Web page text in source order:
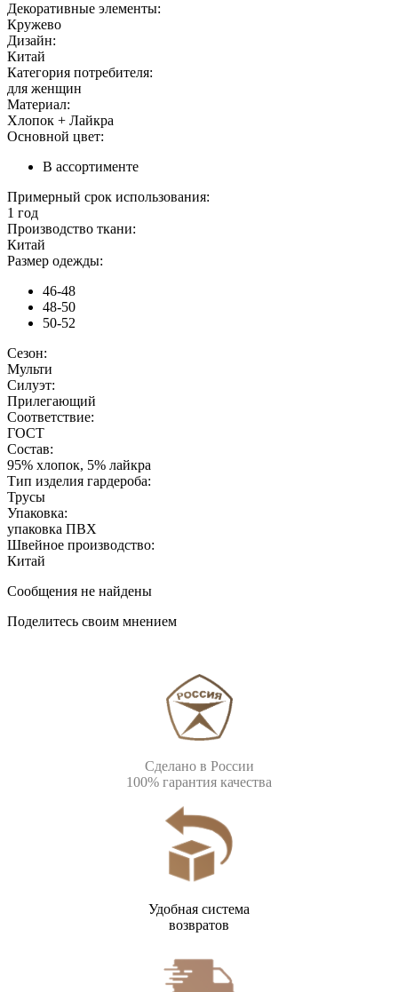
Декоративные элементы:
Кружево
Дизайн:
Китай
Категория потребителя:
для женщин
Материал:
Хлопок + Лайкра
Основной цвет:
В ассортименте
Примерный срок использования:
1 год
Производство ткани:
Китай
Размер одежды:
46-48
48-50
50-52
Сезон:
Мульти
Силуэт:
Прилегающий
Соответствие:
ГОСТ
Состав:
95% хлопок, 5% лайкра
Тип изделия гардероба:
Трусы
Упаковка:
упаковка ПВХ
Швейное производство:
Китай
Сообщения не найдены
Поделитесь своим мнением
Сделано в России
100% гарантия качества
Удобная система
возвратов